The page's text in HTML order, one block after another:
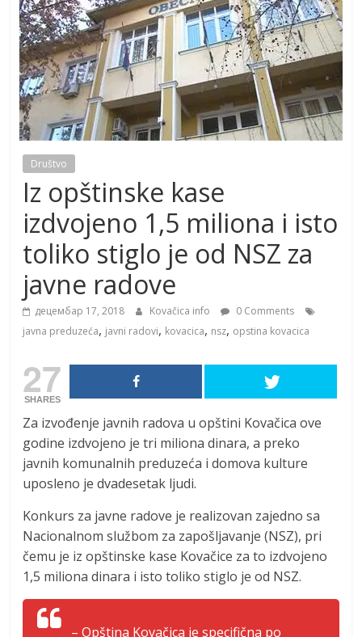
Društvo
Iz opštinske kase
izdvojeno 1,5 miliona i isto
toliko stiglo je od NSZ za
javne radove
децембар 17, 2018 Kovačica info
0 Comments
javna preduzeća, javni radovi, kovacica, nsz, opstina kovacica
27
SHARES
Za izvođenje javnih radova u opštini Kovačica ove
godine izdvojeno je tri miliona dinara, a preko
javnih komunalnih preduzeća i domova kulture
uposleno je dvadesetak ljudi.
Konkurs za javne radove je realizovan zajedno sa
Nacionalnom službom za zapošljavanje (NSZ), pri
čemu je iz opštinske kase Kovačice za to izdvojeno
1,5 miliona dinara i isto toliko stiglo je od NSZ.
– Opština Kovačica je specifična po